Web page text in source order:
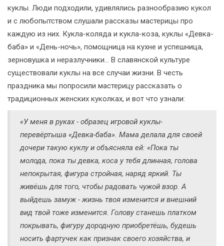
куклы. Люди подходили, удивлялись разнообразию кукол
и с любопытством слушали рассказы мастерицы про
каждую из них. Кукла-коляда и кукла-коза, куклы «Девка-
баба» и «День-ночь», помощница на кухне и успешница,
зерновушка и неразлучники… В славянской культуре
существовали куклы на все случаи жизни. В честь
праздника мы попросили мастерицу рассказать о
традиционных женских куколках, и вот что узнали:
«У меня в руках - образец игровой куклы-
перевёртыша «Девка-баба». Мама делала для своей
дочери такую куклу и объясняла ей: «Пока ты
молода, пока ты девка, коса у тебя длинная, голова
непокрытая, фигура стройная, наряд яркий. Ты
живёшь для того, чтобы радовать чужой взор. А
выйдешь замуж - жизнь твоя изменится и внешний
вид твой тоже изменится. Голову станешь платком
покрывать, фигуру дородную приобретёшь, будешь
носить фартучек как признак своего хозяйства, и